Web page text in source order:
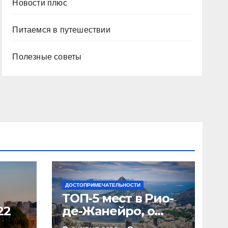
Новости плюс
Питаемся в путешествии
Полезные советы
ДОСТОПРИМЕЧАТЕЛЬНОСТИ
ТОП-5 мест в Рио-
де-Жанейро, о
которых вы не